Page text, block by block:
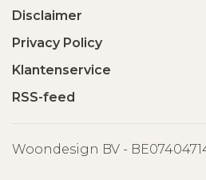
Disclaimer
Privacy Policy
Klantenservice
RSS-feed
Woondesign BV -